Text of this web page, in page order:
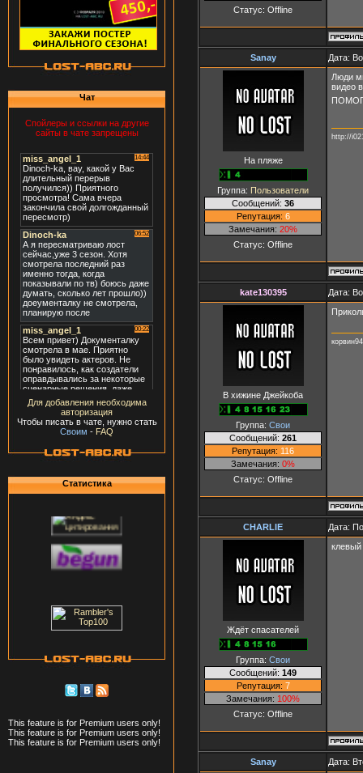
Чат
Спойлеры и ссылки на другие
сайты в чате запрещены
Для добавления необходима
авторизация
Чтобы писать в чате, нужно стать
Своим - FAQ
Статистика
This feature is for Premium users only!
This feature is for Premium users only!
This feature is for Premium users only!
Статус: Offline
Sanay Дата:
На пляже
Группа: Пользователи
Сообщений: 36
Репутация: 6
Замечания: 20%
Статус: Offline
Люди
видео
http://
kate130395 Дата:
В хижине Джейкоба
Группа: Свои
Сообщений: 261
Репутация: 116
Замечания: 0%
Статус: Offline
СНАRLIЕ Дата:
Ждёт спасателей
Группа: Свои
Сообщений: 149
Репутация: 7
Замечания: 100%
Статус: Offline
клевый
Sanay Дата: